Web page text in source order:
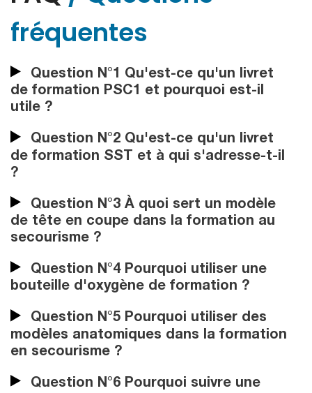
fréquentes
Question N°1 Qu'est-ce qu'un livret
de formation PSC1 et pourquoi est-il
utile ?
Question N°2 Qu'est-ce qu'un livret
de formation SST et à qui s'adresse-t-il
?
Question N°3 À quoi sert un modèle
de tête en coupe dans la formation au
secourisme ?
Question N°4 Pourquoi utiliser une
bouteille d'oxygène de formation ?
Question N°5 Pourquoi utiliser des
modèles anatomiques dans la formation
en secourisme ?
Question N°6 Pourquoi suivre une